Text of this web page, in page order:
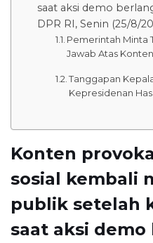
saat aksi demo
DPR RI, Senin (25/8/
Pemerintah Minta
Jawab Atas
Tanggapan
Kepresidenan
Konten
sosial kembali
publik setelah
saat aksi